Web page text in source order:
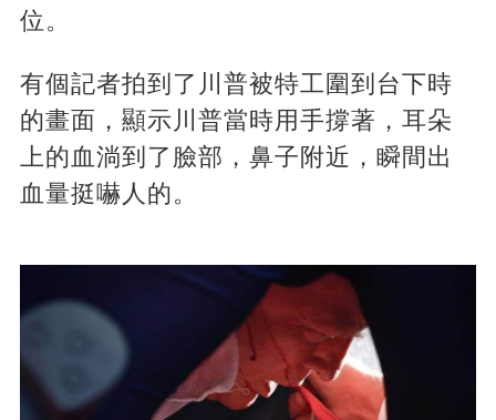
位。
有個記者拍到了川普被特工圍到台下時
的畫面，顯示川普當時用手撐著，耳朵
上的血淌到了臉部，鼻子附近，瞬間出
血量挺嚇人的。